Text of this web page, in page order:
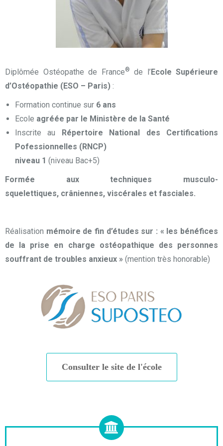
Diplômée Ostéopathe de France® de l’Ecole Supérieure
d’Ostéopathie (ESO – Paris) :
Formation continue sur 6 ans
Ecole agréée par le Ministère de la Santé
Inscrite au Répertoire National des Certifications
Pofessionnelles (RNCP)
niveau 1 (niveau Bac+5)
Formée aux techniques musculo-
squelettiques, crâniennes, viscérales et fasciales.
Réalisation mémoire de fin d’études sur : « les bénéfices
de la prise en charge ostéopathique des personnes
souffrant de troubles anxieux » (mention très honorable)
Consulter le site de l'école